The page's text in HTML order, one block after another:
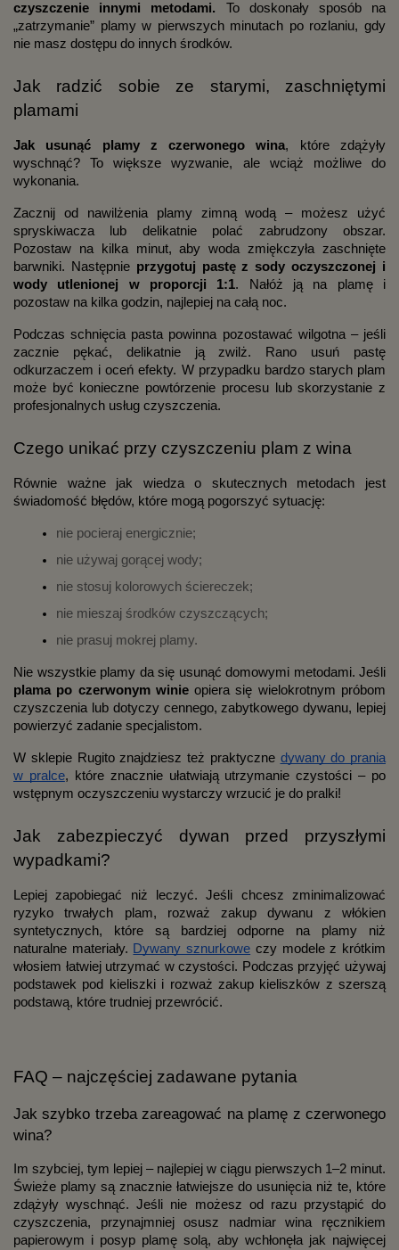
czyszczenie innymi metodami. To doskonały sposób na
„zatrzymanie” plamy w pierwszych minutach po rozlaniu, gdy
nie masz dostępu do innych środków.
Jak radzić sobie ze starymi, zaschniętymi
plamami
Jak usunąć plamy z czerwonego wina, które zdążyły
wyschnąć? To większe wyzwanie, ale wciąż możliwe do
wykonania.
Zacznij od nawilżenia plamy zimną wodą – możesz użyć
spryskiwacza lub delikatnie polać zabrudzony obszar.
Pozostaw na kilka minut, aby woda zmiękczyła zaschnięte
barwniki. Następnie przygotuj pastę z sody oczyszczonej i
wody utlenionej w proporcji 1:1. Nałóż ją na plamę i
pozostaw na kilka godzin, najlepiej na całą noc.
Podczas schnięcia pasta powinna pozostawać wilgotna – jeśli
zacznie pękać, delikatnie ją zwilż. Rano usuń pastę
odkurzaczem i oceń efekty. W przypadku bardzo starych plam
może być konieczne powtórzenie procesu lub skorzystanie z
profesjonalnych usług czyszczenia.
Czego unikać przy czyszczeniu plam z wina
Równie ważne jak wiedza o skutecznych metodach jest
świadomość błędów, które mogą pogorszyć sytuację:
nie pocieraj energicznie;
nie używaj gorącej wody;
nie stosuj kolorowych ściereczek;
nie mieszaj środków czyszczących;
nie prasuj mokrej plamy.
Nie wszystkie plamy da się usunąć domowymi metodami. Jeśli
plama po czerwonym winieopiera się wielokrotnym próbom
czyszczenia lub dotyczy cennego, zabytkowego dywanu, lepiej
powierzyć zadanie specjalistom.
W sklepie Rugito znajdziesz też praktyczne dywany do prania
w pralce, które znacznie ułatwiają utrzymanie czystości – po
wstępnym oczyszczeniu wystarczy wrzucić je do pralki!
Jak zabezpieczyć dywan przed przyszłymi
wypadkami?
Lepiej zapobiegać niż leczyć. Jeśli chcesz zminimalizować
ryzyko trwałych plam, rozważ zakup dywanu z włókien
syntetycznych, które są bardziej odporne na plamy niż
naturalne materiały. Dywany sznurkowe czy modele z krótkim
włosiem łatwiej utrzymać w czystości. Podczas przyjęć używaj
podstawek pod kieliszki i rozważ zakup kieliszków z szerszą
podstawą, które trudniej przewrócić.
FAQ – najczęściej zadawane pytania
Jak szybko trzeba zareagować na plamę z czerwonego
wina?
Im szybciej, tym lepiej – najlepiej w ciągu pierwszych 1–2 minut.
Świeże plamy są znacznie łatwiejsze do usunięcia niż te, które
zdążyły wyschnąć. Jeśli nie możesz od razu przystąpić do
czyszczenia, przynajmniej osusz nadmiar wina ręcznikiem
papierowym i posyp plamę solą, aby wchłonęła jak najwięcej